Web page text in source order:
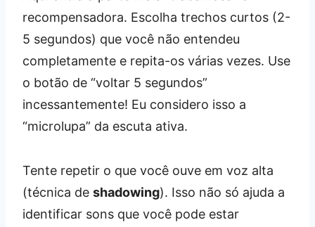
recompensadora. Escolha trechos curtos (2-
5 segundos) que você não entendeu
completamente e repita-os várias vezes. Use
o botão de “voltar 5 segundos”
incessantemente! Eu considero isso a
“microlupa” da escuta ativa.
Tente repetir o que você ouve em voz alta
(técnica de shadowing). Isso não só ajuda a
identificar sons que você pode estar